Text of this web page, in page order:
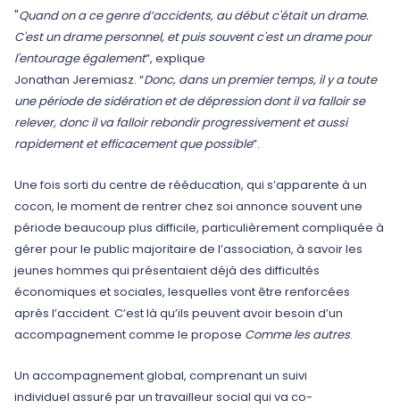
"Quand on a ce genre d’accidents, au début c'était un drame.
C'est un drame personnel, et puis souvent c'est un drame pour
l'entourage également”, explique
Jonathan Jeremiasz. “Donc, dans un premier temps, il y a toute
une période de sidération et de dépression dont il va falloir se
relever, donc il va falloir rebondir progressivement et aussi
rapidement et efficacement que possible”.
Une fois sorti du centre de rééducation, qui s’apparente à un
cocon, le moment de rentrer chez soi annonce souvent une
période beaucoup plus difficile, particulièrement compliquée à
gérer pour le public majoritaire de l’association, à savoir les
jeunes hommes qui présentaient déjà des difficultés
économiques et sociales, lesquelles vont être renforcées
après l’accident. C’est là qu’ils peuvent avoir besoin d’un
accompagnement comme le propose Comme les autres.
Un accompagnement global, comprenant un suivi
individuel assuré par un travailleur social qui va co-